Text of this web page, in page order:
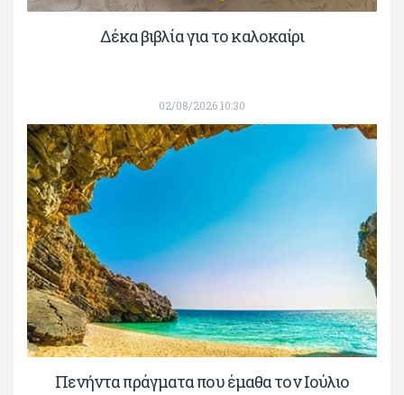
Δέκα βιβλία για το καλοκαίρι
02/08/2026 10:30
Πενήντα πράγματα που έμαθα τον Ιούλιο